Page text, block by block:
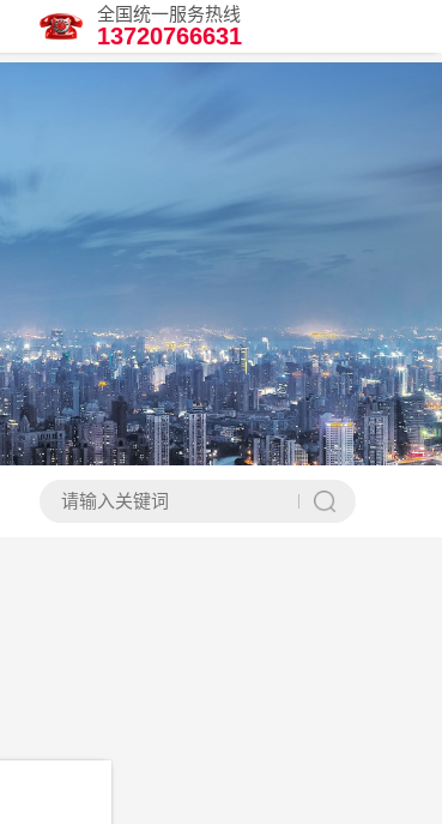
全国统一服务热线
13720766631